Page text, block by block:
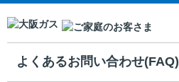
よくあるお問い合わせ(FAQ)